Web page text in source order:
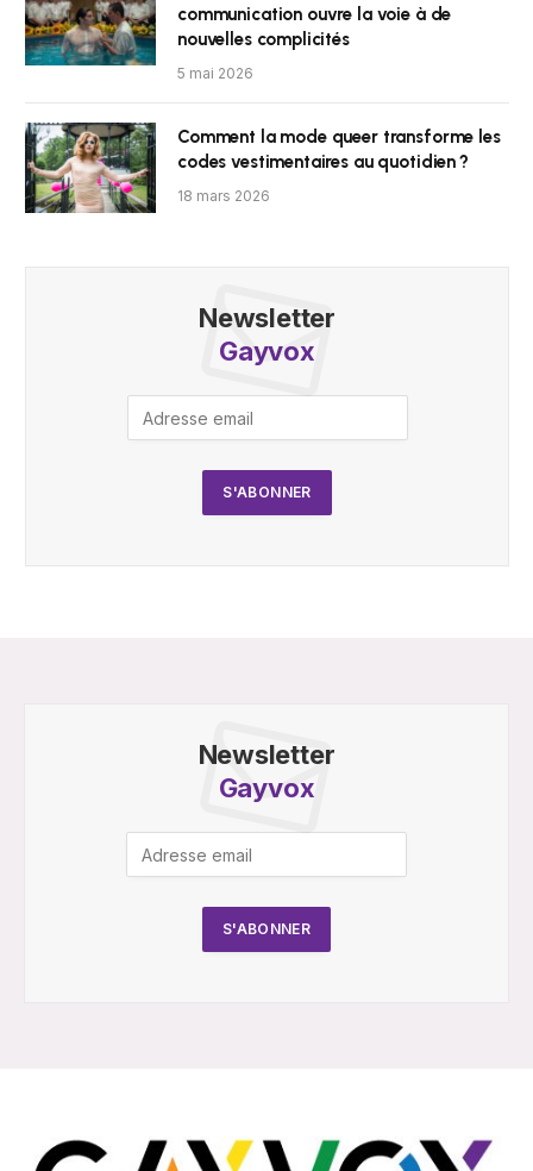
communication ouvre la voie à de
nouvelles complicités
5 mai 2026
Comment la mode queer transforme les
codes vestimentaires au quotidien ?
18 mars 2026
Newsletter
Gayvox
Newsletter
Gayvox